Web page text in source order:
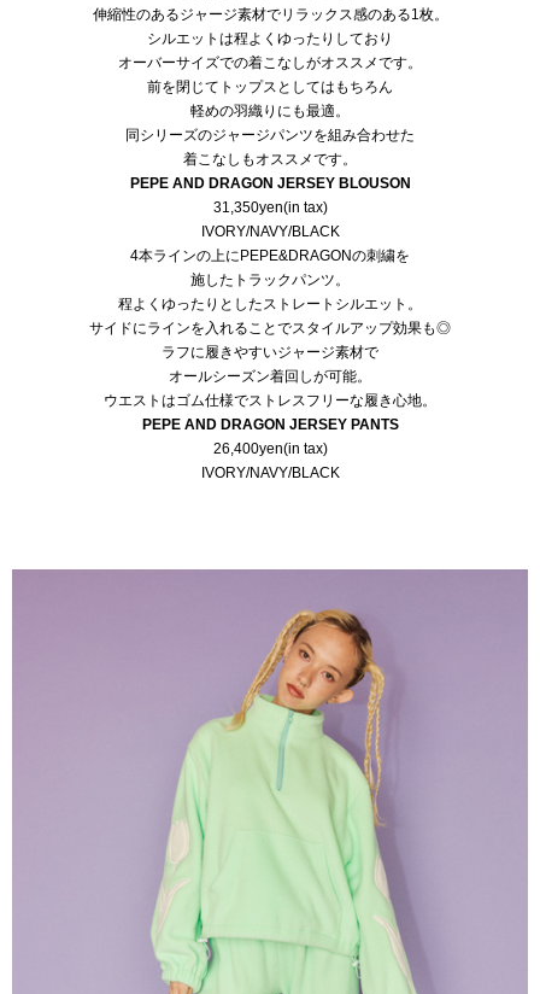
伸縮性のあるジャージ素材でリラックス感のある1枚。
シルエットは程よくゆったりしており
オーバーサイズでの着こなしがオススメです。
前を閉じてトップスとしてはもちろん
軽めの羽織りにも最適。
同シリーズのジャージパンツを組み合わせた
着こなしもオススメです。
PEPE AND DRAGON JERSEY BLOUSON
31,350yen(in tax)
IVORY/NAVY/BLACK
4本ラインの上にPEPE&DRAGONの刺繍を
施したトラックパンツ。
程よくゆったりとしたストレートシルエット。
サイドにラインを入れることでスタイルアップ効果も◎
ラフに履きやすいジャージ素材で
オールシーズン着回しが可能。
ウエストはゴム仕様でストレスフリーな履き心地。
PEPE AND DRAGON JERSEY PANTS
26,400yen(in tax)
IVORY/NAVY/BLACK